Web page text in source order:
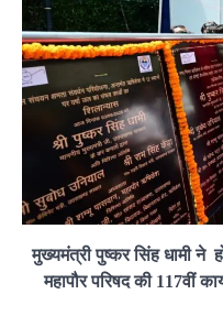
मुख्यमंत्री पुष्कर सिंह धामी
महापौर परिषद की 117वीं